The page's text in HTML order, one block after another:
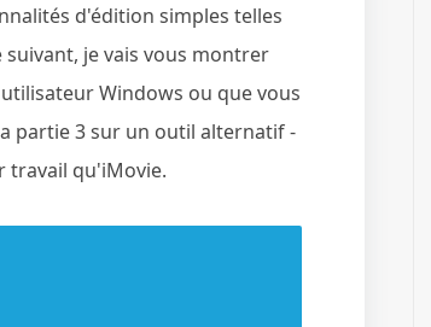
d'édition simples telles
je vais vous montrer
Windows ou que vous
partie 3 sur un outil alternatif -
travail qu'iMovie.